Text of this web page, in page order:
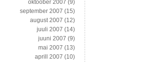
oktoober 2007 (9)
september 2007 (15)
august 2007 (12)
juuli 2007 (14)
juuni 2007 (9)
mai 2007 (13)
aprill 2007 (10)